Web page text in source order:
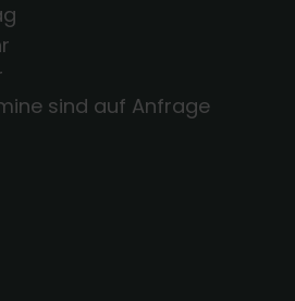
sind auf Anfrage